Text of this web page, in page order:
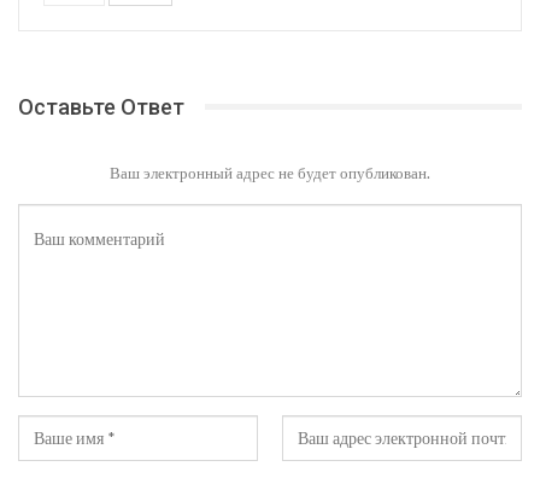
Оставьте Ответ
Ваш электронный адрес не будет опубликован.